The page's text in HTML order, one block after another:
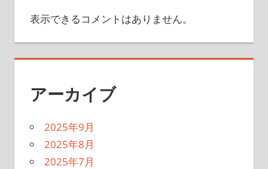
表示できるコメントはありません。
アーカイブ
2025年9月
2025年8月
2025年7月